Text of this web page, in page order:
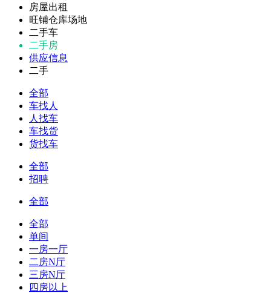
房屋出租
旺铺仓库场地
二手车
二手房
供应信息
二手
全部
车找人
人找车
车找货
货找车
全部
招聘
全部
全部
单间
一房一厅
二房N厅
三房N厅
四房以上